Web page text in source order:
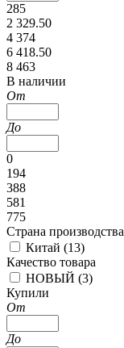
285
2 329.50
4 374
6 418.50
8 463
В наличии
От
До
0
194
388
581
775
Страна производства
Китай (13)
Качество товара
НОВЫЙ (3)
Купили
От
До